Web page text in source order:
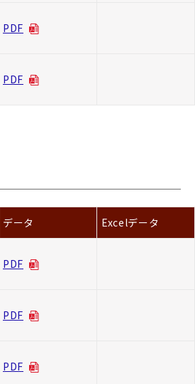
PDF
PDF
データ Excelデータ
PDF
PDF
PDF